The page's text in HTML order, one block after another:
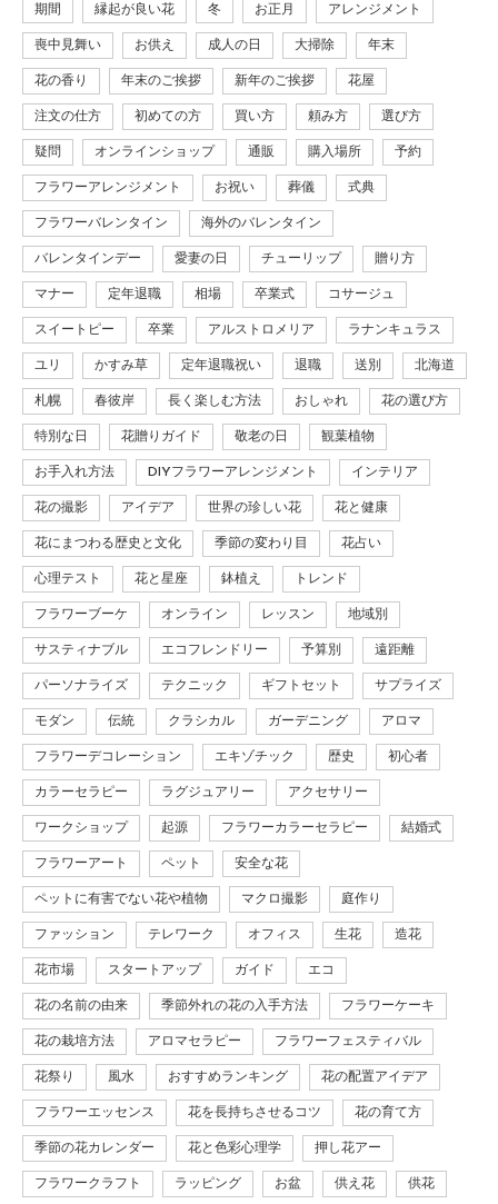
期間 縁起が良い花 冬 お正月 アレンジメント
喪中見舞い お供え 成人の日 大掃除 年末
花の香り 年末のご挨拶 新年のご挨拶 花屋
注文の仕方 初めての方 買い方 頼み方 選び方
疑問 オンラインショップ 通販 購入場所 予約
フラワーアレンジメント お祝い 葬儀 式典
フラワーバレンタイン 海外のバレンタイン
バレンタインデー 愛妻の日 チューリップ 贈り方
マナー 定年退職 相場 卒業式 コサージュ
スイートピー 卒業 アルストロメリア ラナンキュラス
ユリ かすみ草 定年退職祝い 退職 送別 北海道
札幌 春彼岸 長く楽しむ方法 おしゃれ 花の選び方
特別な日 花贈りガイド 敬老の日 観葉植物
お手入れ方法 DIYフラワーアレンジメント インテリア
花の撮影 アイデア 世界の珍しい花 花と健康
花にまつわる歴史と文化 季節の変わり目 花占い
心理テスト 花と星座 鉢植え トレンド
フラワーブーケ オンライン レッスン 地域別
サスティナブル エコフレンドリー 予算別 遠距離
パーソナライズ テクニック ギフトセット サプライズ
モダン 伝統 クラシカル ガーデニング アロマ
フラワーデコレーション エキゾチック 歴史 初心者
カラーセラピー ラグジュアリー アクセサリー
ワークショップ 起源 フラワーカラーセラピー 結婚式
フラワーアート ペット 安全な花
ペットに有害でない花や植物 マクロ撮影 庭作り
ファッション テレワーク オフィス 生花 造花
花市場 スタートアップ ガイド エコ
花の名前の由来 季節外れの花の入手方法 フラワーケーキ
花の栽培方法 アロマセラピー フラワーフェスティバル
花祭り 風水 おすすめランキング 花の配置アイデア
フラワーエッセンス 花を長持ちさせるコツ 花の育て方
季節の花カレンダー 花と色彩心理学 押し花アー
フラワークラフト ラッピング お盆 供え花 供花